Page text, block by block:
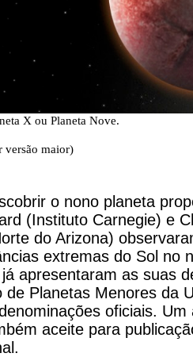
X ou Planeta Nove.
versão maior)
o nono planeta
(Instituto Carnegie) e
do Arizona)
extremas do Sol no
apresentaram as suas
de Planetas Menores da
oficiais.
aceite para